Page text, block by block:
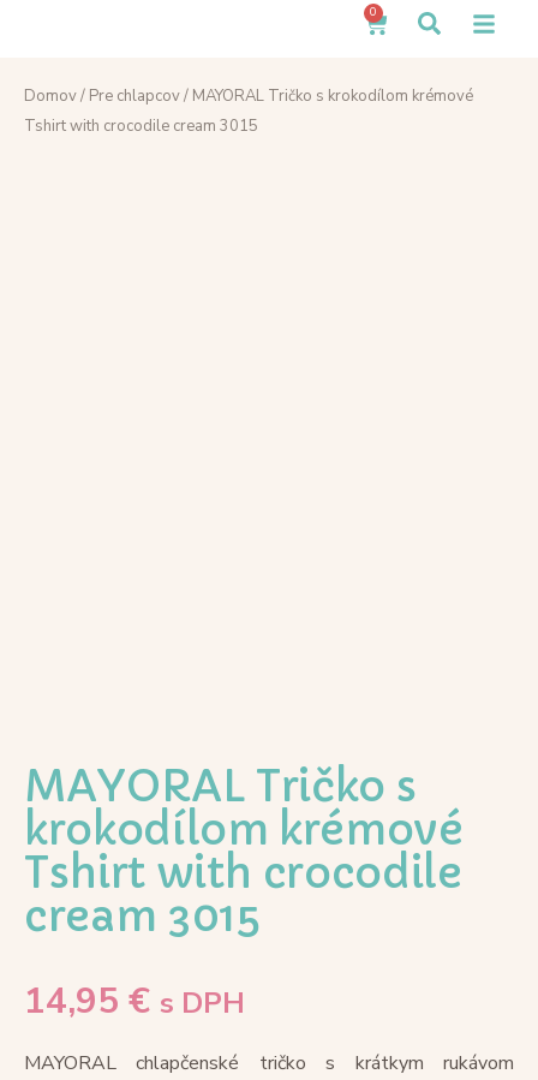
0
Domov/ Pre chlapcov/ MAYORAL Tričko s krokodílom krémové
Tshirt with crocodile cream 3015
MAYORAL Tričko s
krokodílom krémové
Tshirt with crocodile
cream 3015
14,95 € s DPH
MAYORAL chlapčenské tričko s krátkym rukávom